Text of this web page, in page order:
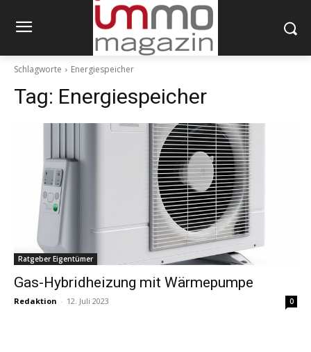
Schlagworte Energiespeicher
Tag: Energiespeicher
Ratgeber Eigentümer
Gas-Hybridheizung mit Wärmepumpe
Redaktion - 12. Juli 2023 0